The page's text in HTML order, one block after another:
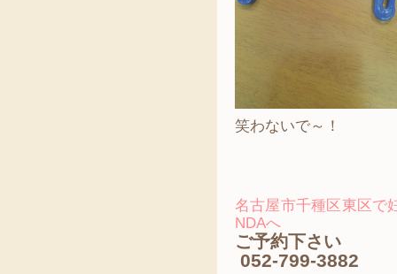
笑わないで～！
名古屋市千種区東区で
NDAへ
ご予約下さい
052-799-3882